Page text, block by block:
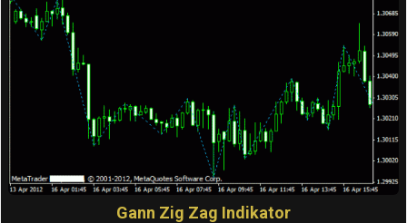
Gann Zig Zag Indikator